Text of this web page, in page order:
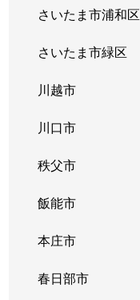
さいたま市浦和区
さいたま市緑区
川越市
川口市
秩父市
飯能市
本庄市
春日部市